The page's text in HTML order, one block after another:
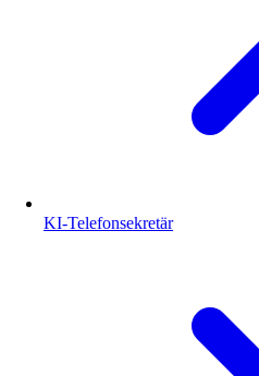
KI-Telefonsekretär